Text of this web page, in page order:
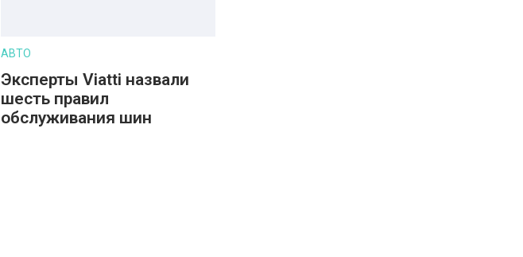
АВТО
Эксперты Viatti назвали
шесть правил
обслуживания шин